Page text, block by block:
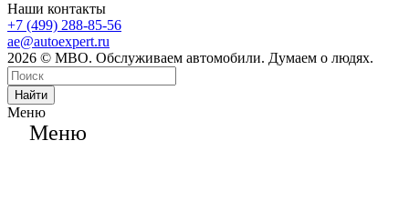
Наши контакты
+7 (499) 288-85-56
ae@autoexpert.ru
2026 © МВО. Обслуживаем автомобили. Думаем о людях.
Найти
Меню
Меню